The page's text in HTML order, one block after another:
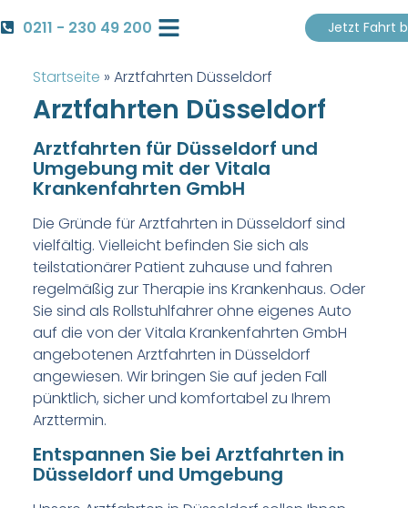
0211 - 230 49 200 Jetzt Fahrt
Startseite » Arztfahrten Düsseldorf
Arztfahrten Düsseldorf
Arztfahrten für Düsseldorf und
Umgebung mit der Vitala
Krankenfahrten GmbH
Die Gründe für Arztfahrten in Düsseldorf sind
vielfältig. Vielleicht befinden Sie sich als
teilstationärer Patient zuhause und fahren
regelmäßig zur Therapie ins Krankenhaus. Oder
Sie sind als Rollstuhlfahrer ohne eigenes Auto
auf die von der Vitala Krankenfahrten GmbH
angebotenen Arztfahrten in Düsseldorf
angewiesen. Wir bringen Sie auf jeden Fall
pünktlich, sicher und komfortabel zu Ihrem
Arzttermin.
Entspannen Sie bei Arztfahrten in
Düsseldorf und Umgebung